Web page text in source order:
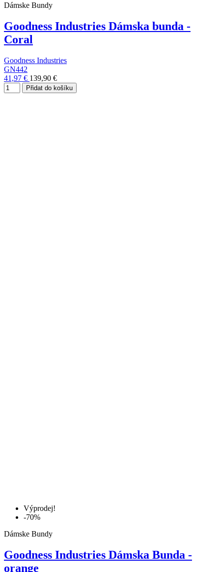
Dámske Bundy
Goodness Industries Dámska bunda -
Coral
Goodness Industries
GN442
41,97 € 139,90 €
Přidat do košíku
Výprodej!
-70%
Dámske Bundy
Goodness Industries Dámska Bunda -
orange